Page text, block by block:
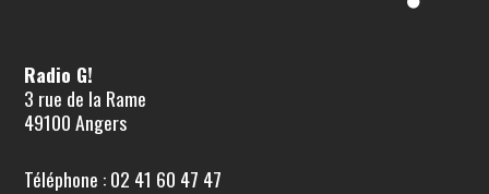
Radio G!
3 rue de la Rame
49100 Angers
Téléphone : 02 41 60 47 47